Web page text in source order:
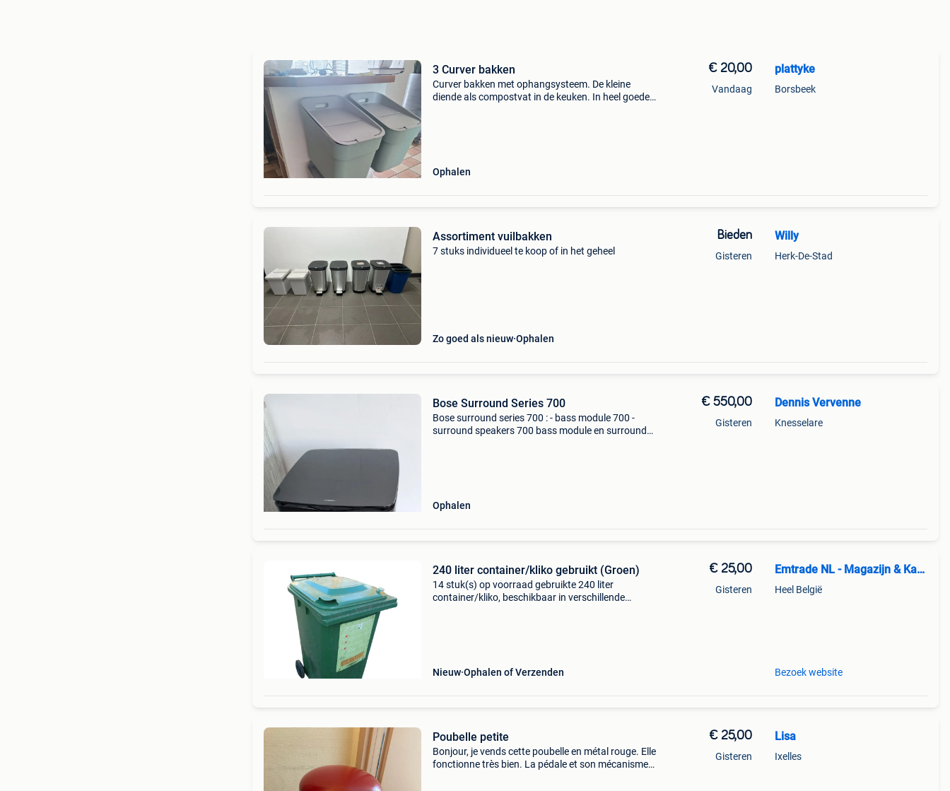
3 Curver bakken
Curver bakken met ophangsysteem. De kleine
diende als compostvat in de keuken. In heel goede
Ophalen
€ 20,00
Vandaag
plattyke
Borsbeek
Assortiment vuilbakken
7 stuks individueel te koop of in het geheel
Zo goed als nieuw Ophalen
Bieden
Gisteren
Willy
Herk-De-Stad
Bose Surround Series 700
Bose surround series 700 : - bass module 700 -
surround speakers 700 bass module en surround
Ophalen
€ 550,00
Gisteren
Dennis Vervenne
Knesselare
240 liter container/kliko gebruikt (Groen)
14 stuk(s) op voorraad gebruikte 240 liter
container/kliko, beschikbaar in verschillende
Nieuw Ophalen of Verzenden
€ 25,00
Gisteren
Emtrade NL - Magazijn & Kantoor
Heel België
Bezoek website
Poubelle petite
Bonjour, je vends cette poubelle en métal rouge. Elle
fonctionne très bien. La pédale et son mécanisme
€ 25,00
Gisteren
Lisa
Ixelles